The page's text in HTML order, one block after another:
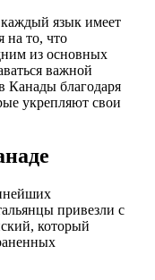
каждый язык имеет
на то, что
из основных
важной
Канады благодаря
укрепляют свои
привезли с
который